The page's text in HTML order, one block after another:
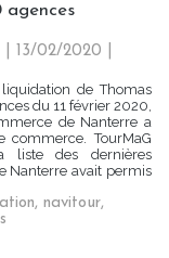
agences
| 13/02/2020
de Thomas
du 11 février 2020,
de Nanterre a
commerce. TourMaG
liste des dernières
Nanterre avait permis
, navitour,